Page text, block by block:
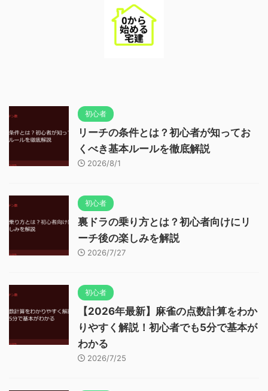
初心者
リーチの条件とは？初心者が知ってお
くべき基本ルールを徹底解説
2026/8/1
初心者
裏ドラの乗り方とは？初心者向けにリ
ーチ後の楽しみを解説
2026/7/27
初心者
【2026年最新】麻雀の点数計算をわか
りやすく解説！初心者でも5分で基本が
わかる
2026/7/25